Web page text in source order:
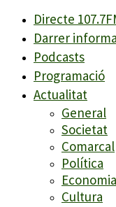
Directe
Darrer
Podcasts
Programació
Actualitat
General
Societat
Comarcal
Política
Economia
Cultura